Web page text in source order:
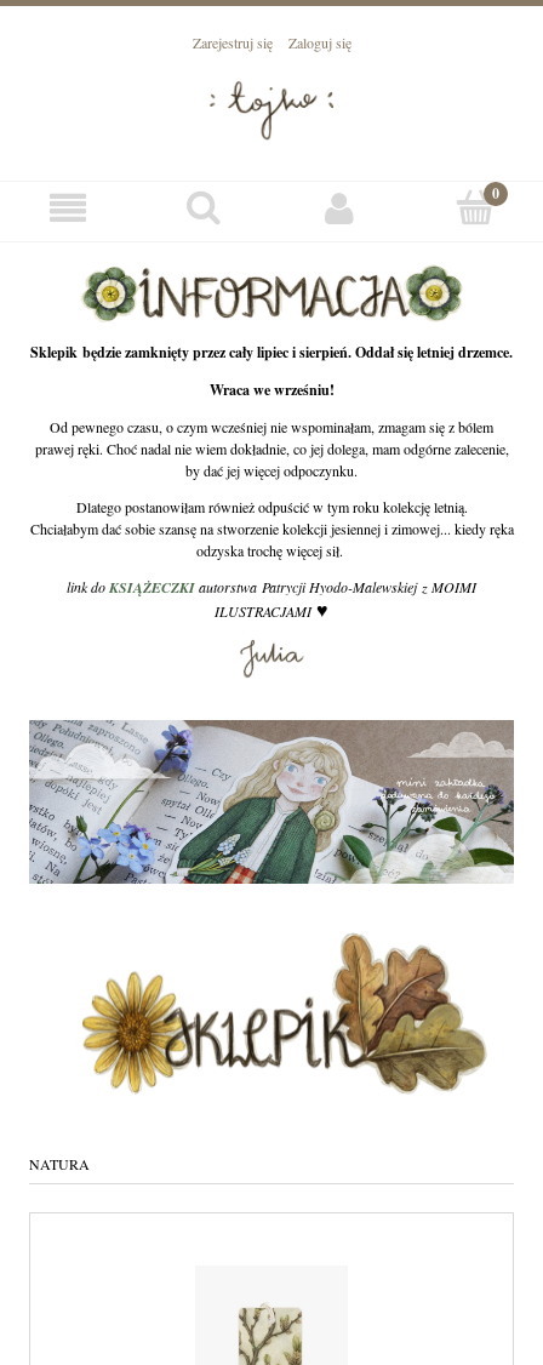
Zarejestruj się Zaloguj się
Sklepik będzie zamknięty przez cały lipiec i sierpień. Oddał się letniej drzemce.
Wraca we wrześniu!
Od pewnego czasu, o czym wcześniej nie wspominałam, zmagam się z bólem
prawej ręki. Choć nadal nie wiem dokładnie, co jej dolega, mam odgórne zalecenie,
by dać jej więcej odpoczynku.
Dlatego postanowiłam również odpuścić w tym roku kolekcję letnią.
Chciałabym dać sobie szansę na stworzenie kolekcji jesiennej i zimowej... kiedy ręka
odzyska trochę więcej sił.
link doKSIĄŻECZKIautorstwa Patrycji Hyodo-Malewskiej z MOIMI
ILUSTRACJAMI♥
NATURA